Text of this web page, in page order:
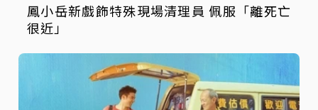
鳳小岳新戲飾特殊現場清理員 佩服「離死亡
很近」